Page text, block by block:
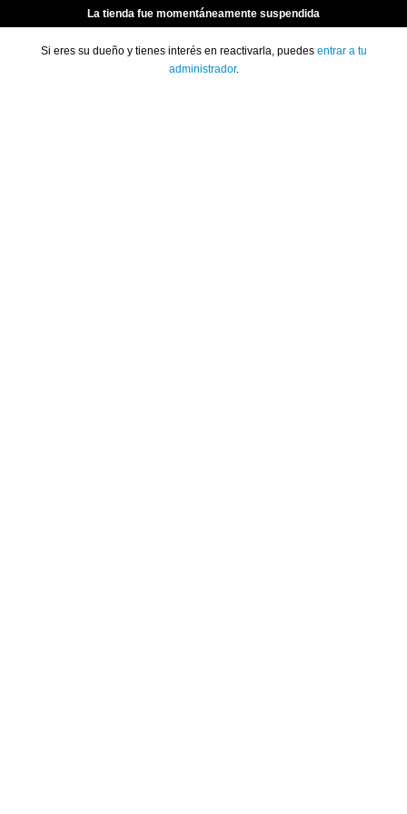
La tienda fue momentáneamente suspendida
Si eres su dueño y tienes interés en reactivarla, puedes entrar a tu
administrador.